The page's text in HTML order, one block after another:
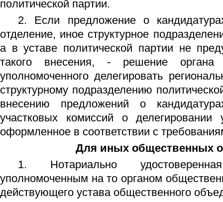
политической партии.
2. Если предложение о
отделение, иное структурное
а в уставе политической партии не
такого внесения, - решение органа
уполномоченного делегировать
структурному подразделению
внесению предложений о
участковых комиссий о делегировании
оформленное в соответствии с
Для иных общественных
1. Нотариально
уполномоченным на то органом
действующего устава общественного